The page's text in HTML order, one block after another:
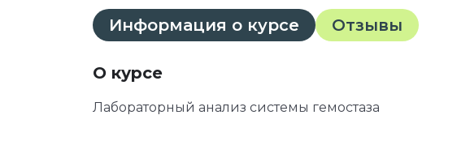
Информация о курсе Отзывы
О курсе
Лабораторный анализ системы гемостаза